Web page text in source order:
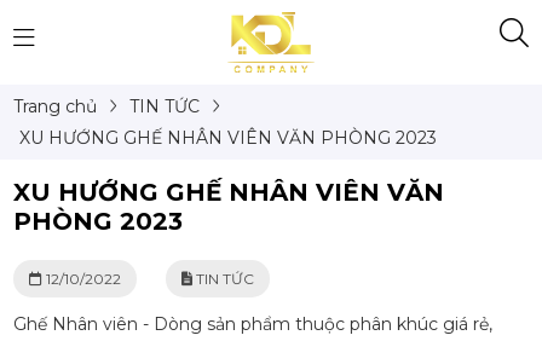
Trang chủ
TIN TỨC
XU HƯỚNG GHẾ NHÂN VIÊN VĂN PHÒNG 2023
XU HƯỚNG GHẾ NHÂN VIÊN VĂN
PHÒNG 2023
12/10/2022 TIN TỨC
Ghế Nhân viên - Dòng sản phẩm thuộc phân khúc giá rẻ,